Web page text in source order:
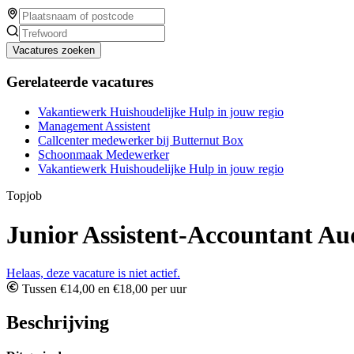
Vacatures zoeken
Gerelateerde vacatures
Vakantiewerk Huishoudelijke Hulp in jouw regio
Management Assistent
Callcenter medewerker bij Butternut Box
Schoonmaak Medewerker
Vakantiewerk Huishoudelijke Hulp in jouw regio
Topjob
Junior Assistent-Accountant
Helaas, deze vacature is niet actief.
Tussen €14,00 en €18,00 per uur
Beschrijving